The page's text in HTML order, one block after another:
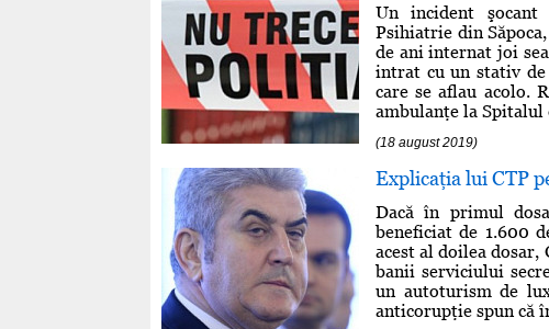
Un incident
Psihiatrie din
de ani internat joi
intrat cu un stativ
care se aflau acolo.
ambulanţe la Spitalul
(18 august 2019)
Explicaţia lui CTP
Dacă în primul
beneficiat de 1.600
acest al doilea dosar,
banii serviciului
un autoturism de
anticorupţie spun că